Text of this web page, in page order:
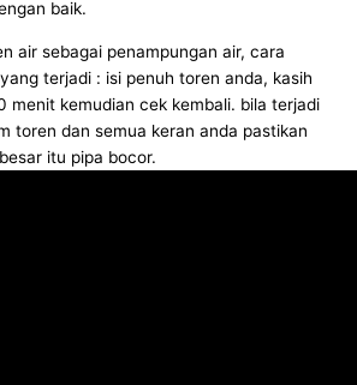
baik.
air sebagai penampungan air, cara
terjadi : isi penuh toren anda, kasih
menit kemudian cek kembali. bila terjadi
toren dan semua keran anda pastikan
itu pipa bocor.